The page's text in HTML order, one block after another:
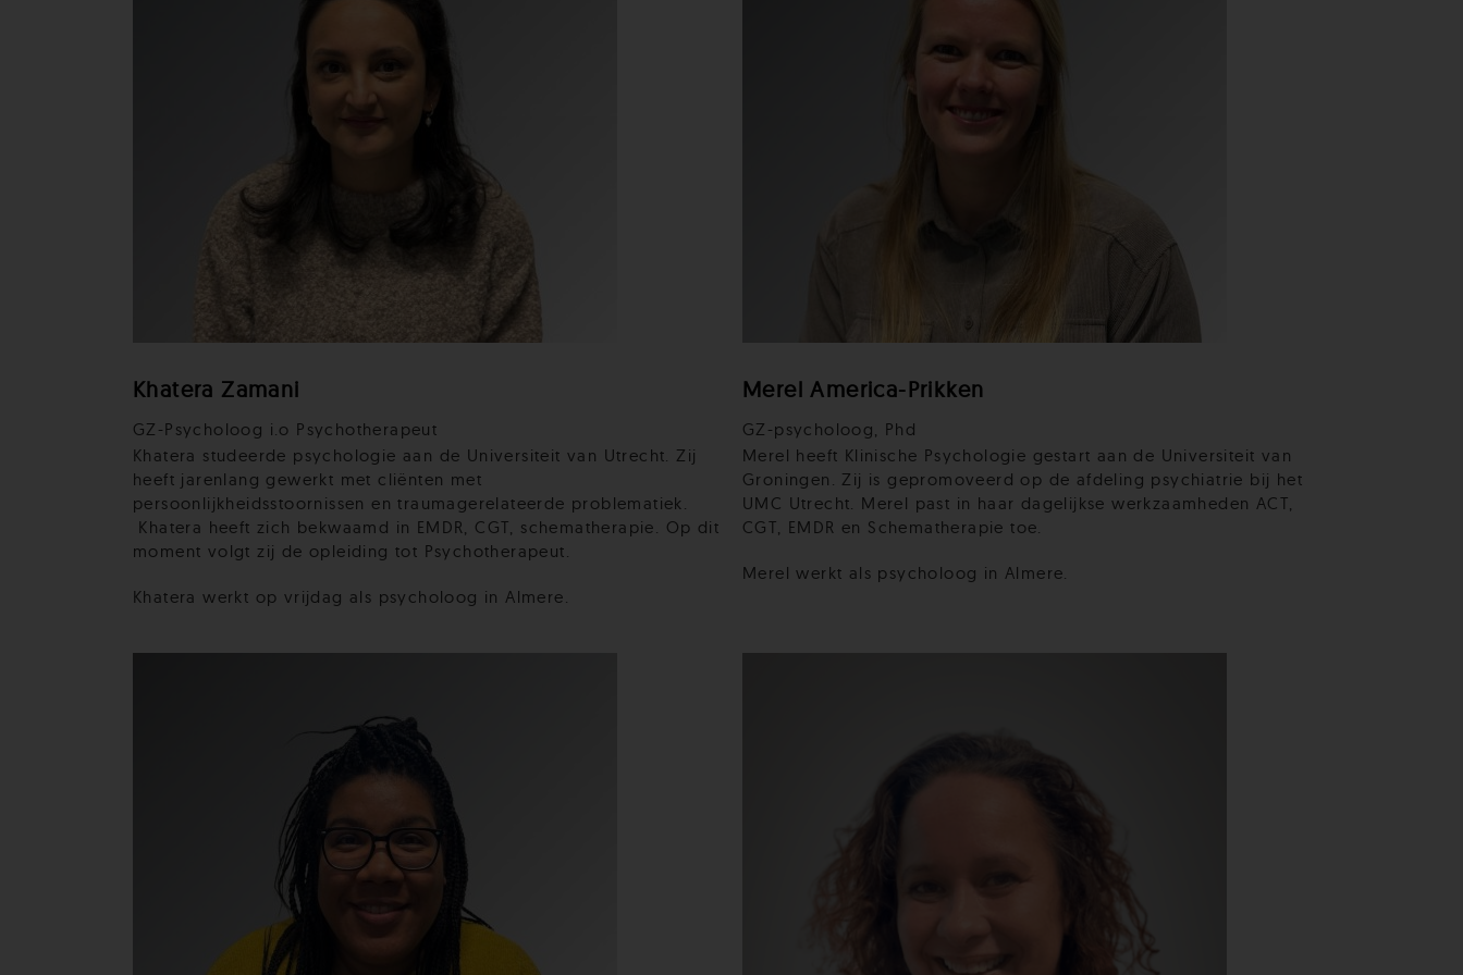
Khatera Zamani
GZ-Psycholoog i.o Psychotherapeut
Khatera studeerde psychologie aan de Universiteit van Utrecht. Zij
heeft jarenlang gewerkt met cliënten met
persoonlijkheidsstoornissen en traumagerelateerde problematiek.
Khatera heeft zich bekwaamd in EMDR, CGT, schematherapie. Op dit
moment volgt zij de opleiding tot Psychotherapeut.
Khatera werkt op vrijdag als psycholoog in Almere.
Merel America-Prikken
GZ-psycholoog, Phd
Merel heeft Klinische Psychologie gestart aan de Universiteit van
Groningen. Zij is gepromoveerd op de afdeling psychiatrie bij het
UMC Utrecht. Merel past in haar dagelijkse werkzaamheden ACT,
CGT, EMDR en Schematherapie toe.
Merel werkt als psycholoog in Almere.